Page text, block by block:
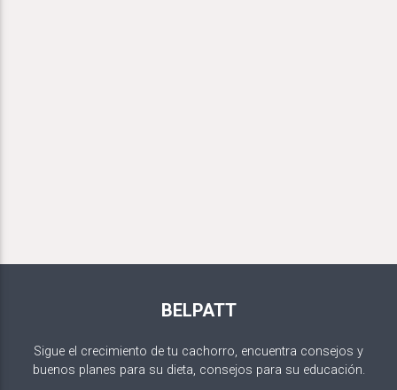
BELPATT
Sigue el crecimiento de tu cachorro, encuentra consejos y
buenos planes para su dieta, consejos para su educación.